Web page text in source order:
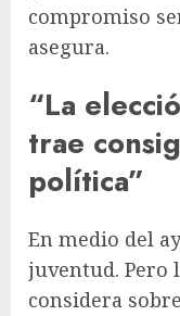
compromiso
asegura.
“La
trae
política”
En medio del
juventud. Pero
considera